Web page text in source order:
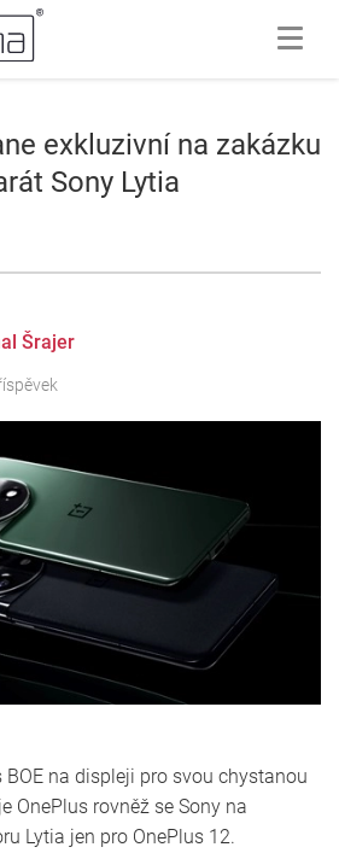
exkluzivní na zakázku
Sony Lytia
Šrajer
na displeji pro svou chystanou
OnePlus rovněž se Sony na
Lytia jen pro OnePlus 12.